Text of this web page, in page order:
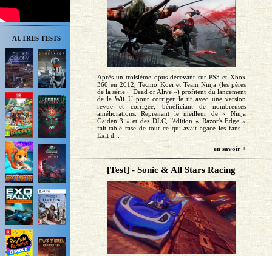
AUTRES TESTS
Après un troisième opus décevant sur PS3 et Xbox
360 en 2012, Tecmo Koei et Team Ninja (les pères
de la série « Dead or Alive ») profitent du lancement
de la Wii U pour corriger le tir avec une version
revue et corrigée, bénéficiant de nombreuses
améliorations. Reprenant le meilleur de « Ninja
Gaiden 3 » et des DLC, l'édition « Razor's Edge »
fait table rase de tout ce qui avait agacé les fans...
Exit d...
en savoir +
[Test] - Sonic & All Stars Racing